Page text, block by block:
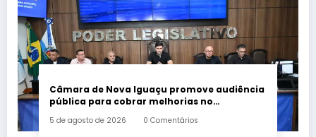
Câmara de Nova Iguaçu promove audiência
pública para cobrar melhorias no
5 de agosto de 2026 0 Comentários